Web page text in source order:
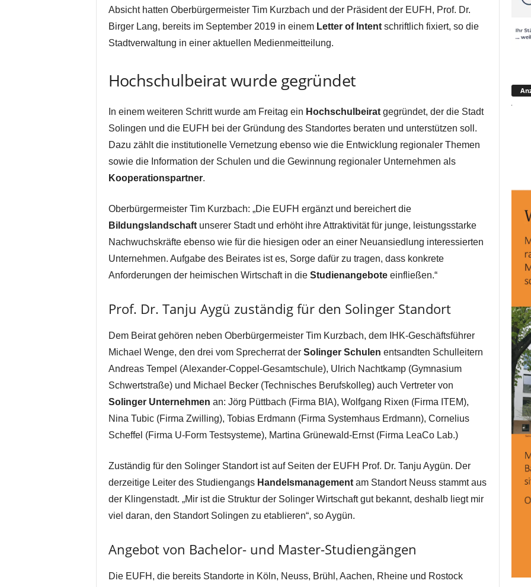
Absicht hatten Oberbürgermeister Tim Kurzbach und der Präsident der EUFH, Prof. Dr.
Birger Lang, bereits im September 2019 in einem Letter of Intentschriftlich fixiert, so die
Stadtverwaltung in einer aktuellen Medienmeitteilung.
Hochschulbeirat wurde gegründet
In einem weiteren Schritt wurde am Freitag ein Hochschulbeiratgegründet, der die Stadt
Solingen und die EUFH bei der Gründung des Standortes beraten und unterstützen soll.
Dazu zählt die institutionelle Vernetzung ebenso wie die Entwicklung regionaler Themen
sowie die Information der Schulen und die Gewinnung regionaler Unternehmen als
Kooperationspartner.
Oberbürgermeister Tim Kurzbach: „Die EUFH ergänzt und bereichert die
Bildungslandschaftunserer Stadt und erhöht ihre Attraktivität für junge, leistungsstarke
Nachwuchskräfte ebenso wie für die hiesigen oder an einer Neuansiedlung interessierten
Unternehmen. Aufgabe des Beirates ist es, Sorge dafür zu tragen, dass konkrete
Anforderungen der heimischen Wirtschaft in die Studienangeboteeinfließen.“
Prof. Dr. Tanju Aygü zuständig für den Solinger Standort
Dem Beirat gehören neben Oberbürgermeister Tim Kurzbach, dem IHK-Geschäftsführer
Michael Wenge, den drei vom Sprecherrat der Solinger Schulen entsandten Schulleitern
Andreas Tempel (Alexander-Coppel-Gesamtschule), Ulrich Nachtkamp (Gymnasium
Schwertstraße) und Michael Becker (Technisches Berufskolleg) auch Vertreter von
Solinger Unternehmen an: Jörg Püttbach (Firma BIA), Wolfgang Rixen (Firma ITEM),
Nina Tubic (Firma Zwilling), Tobias Erdmann (Firma Systemhaus Erdmann), Cornelius
Scheffel (Firma U-Form Testsysteme), Martina Grünewald-Ernst (Firma LeaCo Lab.)
Zuständig für den Solinger Standort ist auf Seiten der EUFH Prof. Dr. Tanju Aygün. Der
derzeitige Leiter des Studiengangs Handelsmanagementam Standort Neuss stammt aus
der Klingenstadt. „Mir ist die Struktur der Solinger Wirtschaft gut bekannt, deshalb liegt mir
viel daran, den Standort Solingen zu etablieren“, so Aygün.
Angebot von Bachelor- und Master-Studiengängen
Die EUFH, die bereits Standorte in Köln, Neuss, Brühl, Aachen, Rheine und Rostock